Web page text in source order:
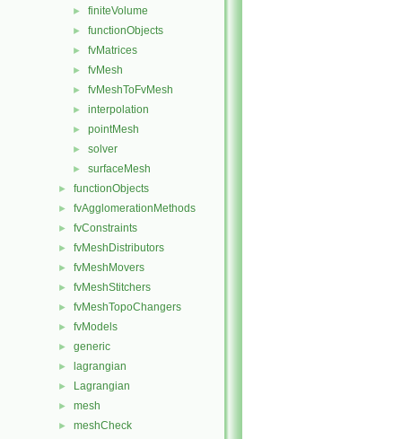
► finiteVolume
► functionObjects
► fvMatrices
► fvMesh
► fvMeshToFvMesh
► interpolation
► pointMesh
► solver
► surfaceMesh
► functionObjects
► fvAgglomerationMethods
► fvConstraints
► fvMeshDistributors
► fvMeshMovers
► fvMeshStitchers
► fvMeshTopoChangers
► fvModels
► generic
► lagrangian
► Lagrangian
► mesh
► meshCheck